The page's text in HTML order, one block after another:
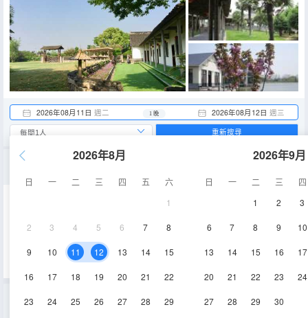
2026年08月11日 週二 2026年08月12日 週三
1 晚
2026年8月
日 一 二 三 四 五
六
1
2 3 4 5 6 7 8
9 10 11 12 13 14 15
16 17 18 19 20 21 22
23 24 25 26 27 28 29
2026年9月
日 一 二 三
四
1
2 3
6 7 8 9 10
13 14 15 16 17
20 21 22 23 24
27 28 29 30
重新搜尋
空調
獨棟別墅